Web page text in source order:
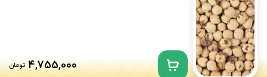
4,755,000 تومان